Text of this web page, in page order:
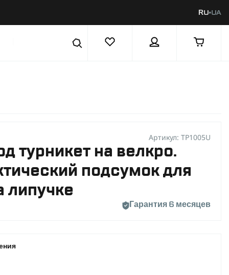
RU UA
Артикул: TP1005U
турникет на велкро.
подсумок для
липучке
Гарантия 6 месяцев